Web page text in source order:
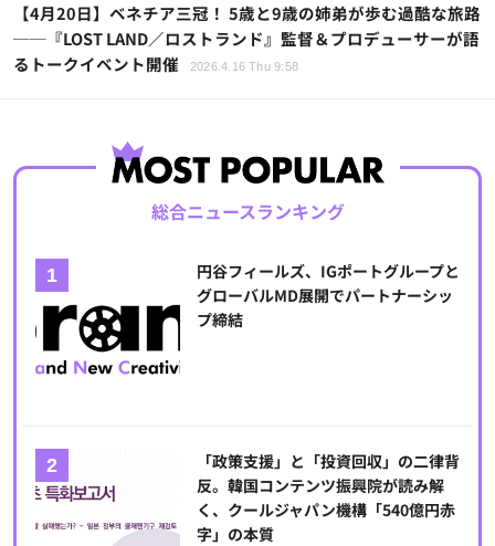
【4月20日】ベネチア三冠！ 5歳と9歳の姉弟が歩む過酷な旅路
──『LOST LAND／ロストランド』監督＆プロデューサーが語
るトークイベント開催
2026.4.16 Thu 9:58
総合ニュースランキング
円谷フィールズ、IGポートグループと
グローバルMD展開でパートナーシッ
プ締結
「政策支援」と「投資回収」の二律背
反。韓国コンテンツ振興院が読み解
く、クールジャパン機構「540億円赤
字」の本質